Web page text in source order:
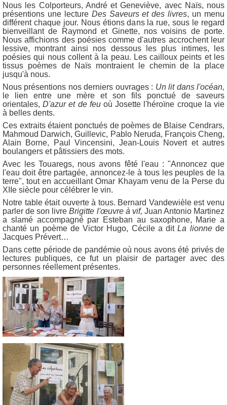
Nous les Colporteurs, André et Geneviève, avec Naïs, nous
présentions une lecture Des Saveurs et des livres, un menu
différent chaque jour. Nous étions dans la rue, sous le regard
bienveillant de Raymond et Ginette, nos voisins de porte.
Nous affichions des poésies comme d'autres accrochent leur
lessive, montrant ainsi nos dessous les plus intimes, les
poésies qui nous collent à la peau. Les cailloux peints et les
tissus poèmes de Naïs montraient le chemin de la place
jusqu'à nous.
Nous présentions nos derniers ouvrages : Un lit dans l'océan,
le lien entre une mère et son fils ponctué de saveurs
orientales,D'azur et de feuoù Josette l'héroïne croque la vie
à belles dents.
Ces extraits étaient ponctués de poèmes de Blaise Cendrars,
Mahmoud Darwich, Guillevic, Pablo Neruda, François Cheng,
Alain Borne, Paul Vincensini, Jean-Louis Novert et autres
boulangers et pâtissiers des mots.
Avec les Touaregs, nous avons fêté l'eau : "Annoncez que
l'eau doit être partagée, annoncez-le à tous les peuples de la
terre", tout en accueillant Omar Khayam venu de la Perse du
XIIe siècle pour célébrer le vin.
Notre table était ouverte à tous. Bernard Vandewièle est venu
parler de son livreBrigitte l'œuvre à vif, Juan Antonio Martinez
a slamé accompagné par Esteban au saxophone, Marie a
chanté un poème de Victor Hugo, Cécile a ditLa lionnede
Jacques Prévert…
Dans cette période de pandémie où nous avons été privés de
lectures publiques, ce fut un plaisir de partager avec des
personnes réellement présentes.